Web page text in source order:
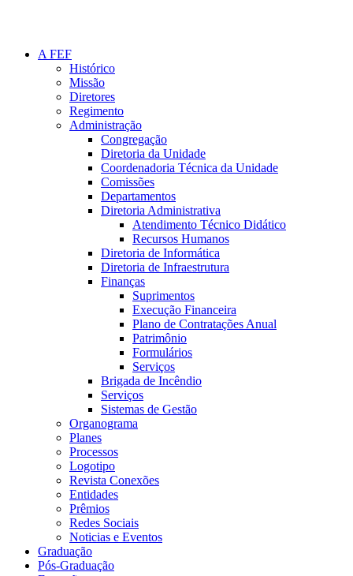
A FEF
Histórico
Missão
Diretores
Regimento
Administração
Congregação
Diretoria da Unidade
Coordenadoria Técnica da Unidade
Comissões
Departamentos
Diretoria Administrativa
Atendimento Técnico Didático
Recursos Humanos
Diretoria de Informática
Diretoria de Infraestrutura
Finanças
Suprimentos
Execução Financeira
Plano de Contratações Anual
Patrimônio
Formulários
Serviços
Brigada de Incêndio
Serviços
Sistemas de Gestão
Organograma
Planes
Processos
Logotipo
Revista Conexões
Entidades
Prêmios
Redes Sociais
Noticias e Eventos
Graduação
Pós-Graduação